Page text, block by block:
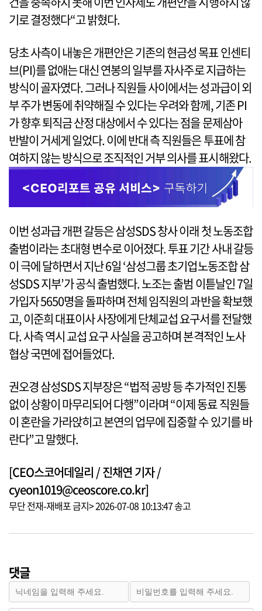
기로 결정했다“고 밝혔다.
당초 사측이 내놓은 개편안은 기존의 현금성 목표 인센티
브(PI)를 없애는 대신 연봉의 일부를 자사주로 지급하는
방식이 골자였다. 그러나 직원들 사이에서는 성과급이 외
부 주가 변동에 취약해질 수 있다는 우려와 함께, 기존 PI
가 향후 퇴직금 산정 대상에서 수 있다는 점을 문제삼아
반발이 거세게 일었다. 이에 반대 측 직원들은 투표에 참
여하지 않는 방식으로 조직적인 거부 의사를 표시해왔다.
이번 성과급 개편 갈등은 삼성SDS 창사 이래 첫 노동조합
출범이라는 초대형 변수로 이어졌다. 투표 기간 사내 갈등
이 극에 달하면서 지난 6일 ‘삼성그룹 초기업노동조합 삼
성SDS 지부’가 공식 출범했다. 노조는 출범 이튿날인 7일
가입자 5650명을 돌파하며 전체 임직원의 과반을 확보했
고, 이준희 대표이사 사장에게 단체교섭 요구서를 전달했
다. 사측 역시 교섭 요구 사실을 공고하며 본격적인 노사
협상 국면에 접어들었다.
권오경 삼성SDS 지부장은 “법적 공방 등 추가적인 진통
없이 상황이 마무리되어 다행”이라며 “이제 동료 직원들
이 혼란을 가라앉히고 본연의 업무에 집중할 수 있기를 바
란다”고 말했다.
[CEO스코어데일리 / 진채연 기자 /
cyeon1019@ceoscore.co.kr]
무단 전재-재배포 금지> 2026-07-08 10:13:47 송고
댓글